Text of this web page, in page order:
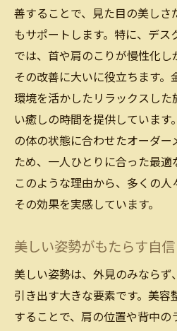
善することで、見た目の美しさ
もサポートします。特に、デス
では、首や肩のこりが慢性化
その改善に大いに役立ちます。
環境を活かしたリラックスした
い癒しの時間を提供しています
の体の状態に合わせたオーダー
ため、一人ひとりに合った最適
このような理由から、多くの人
その効果を実感しています。
美しい姿勢がもたらす自
美しい姿勢は、外見のみならず
引き出す大きな要素です。美容
することで、肩の位置や背中の